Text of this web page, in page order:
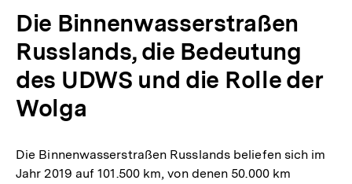
Die Binnenwasserstraßen
Russlands, die Bedeutung
des UDWS und die Rolle der
Wolga
Die Binnenwasserstraßen Russlands beliefen sich im
Jahr 2019 auf 101.500 km, von denen 50.000 km